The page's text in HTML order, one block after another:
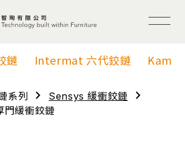
鏈 Intermat 六代鉸鏈
系列 chevron_right Sensys 緩衝鉸鏈 chevron_right
緩衝鉸鏈